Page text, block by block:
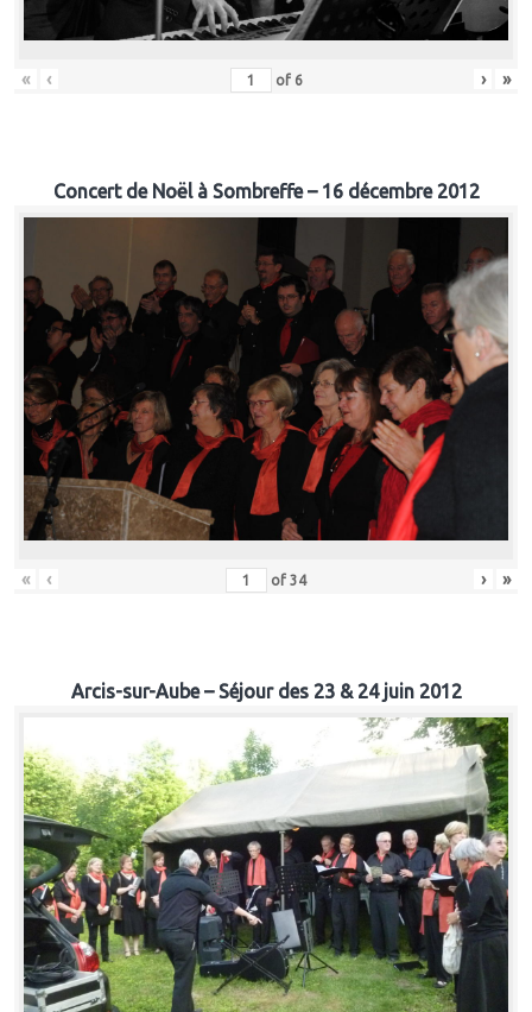
« ‹ of 6 › »
Concert de Noël à Sombreffe – 16 décembre 2012
« ‹ of 34 › »
Arcis-sur-Aube – Séjour des 23 & 24 juin 2012